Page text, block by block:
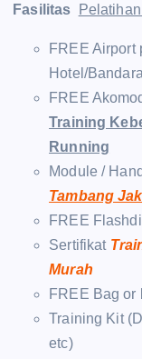
Fasilitas
FREE Airport
Hotel/
FREE
Training
Running
Module /
Tambang
FREE
Sertifikat
Murah
FREE Bag or
Training Kit
etc)